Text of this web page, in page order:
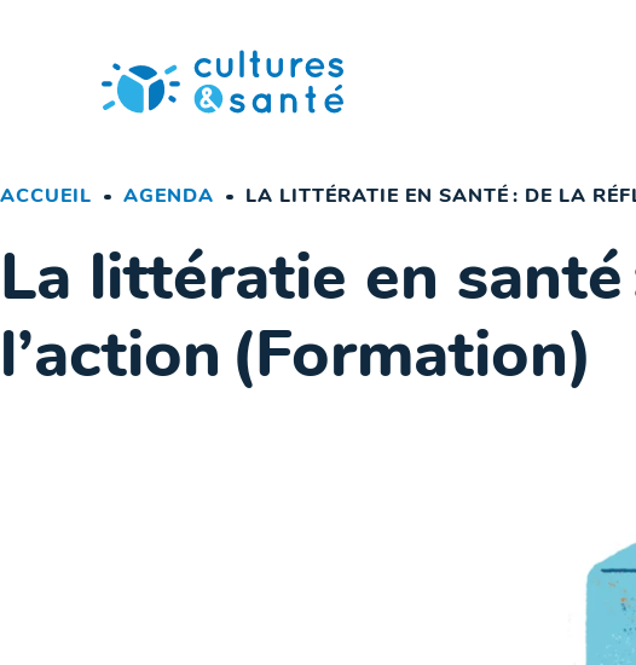
ACCUEIL AGENDA LA LITTÉRATIE EN SANTÉ : DE LA
La littératie en
l’action (Formation)